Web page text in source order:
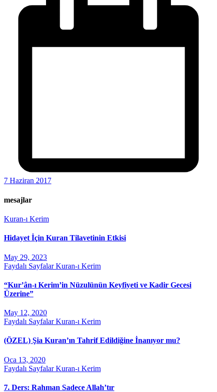
7 Haziran 2017
mesajlar
Kuran-ı Kerim
Hidayet İçin Kuran Tilavetinin Etkisi
May 29, 2023
Faydalı SayfalarKuran-ı Kerim
“Kur’ân-ı Kerim’in Nüzulünün Keyfiyeti ve Kadir Gecesi
Üzerine”
May 12, 2020
Faydalı SayfalarKuran-ı Kerim
(ÖZEL) Şia Kuran’ın Tahrif Edildiğine İnanıyor mu?
Oca 13, 2020
Faydalı SayfalarKuran-ı Kerim
7. Ders: Rahman Sadece Allah’tır